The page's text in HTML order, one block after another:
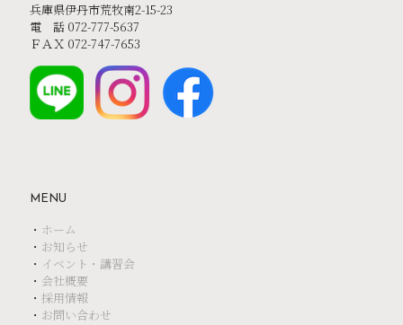
兵庫県伊丹市荒牧南2-15-23
電 話 072-777-5637
ＦＡＸ 072-747-7653
MENU
・ ホーム
・ お知らせ
・ イベント・講習会
・ 会社概要
・ 採用情報
・ お問い合わせ